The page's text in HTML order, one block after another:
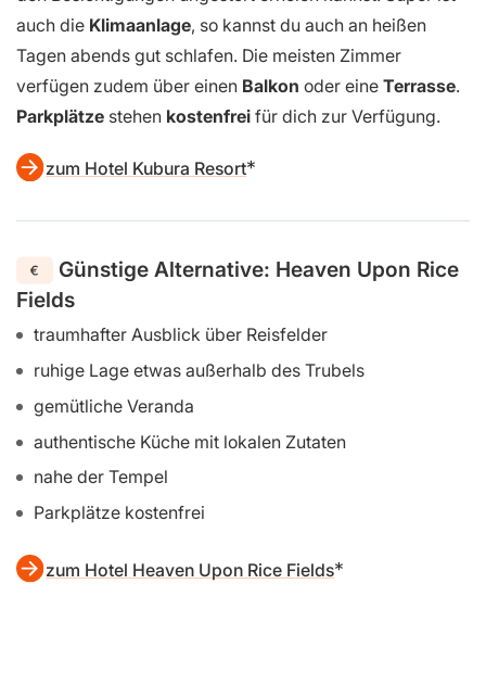
Die Atmosphäre ist super entspannt und der Pool lädt
dazu ein, die warmen Nachmittage einfach am Wasser
zu verbringen. Hier kommst du zwischen den Ruinen
wirklich runter und hast einen Ort, an dem du dich nach
auch dieKlimaanlage , so kannst du auch an heißen
verfügen zudem über einenBalkonoder eineTerrasse.
Parkplätze
stehen kostenfrei für dich zur Verfügung.
zum Hotel Kubura Resort
Günstige Alternative: Heaven Upon Rice
Fields
traumhafter Ausblick über Reisfelder
ruhige Lage etwas außerhalb des Trubels
authentische Küche mit lokalen Zutaten